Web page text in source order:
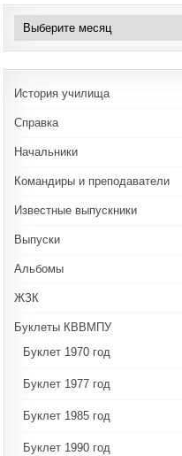
Архивы
История училища
Справка
Начальники
Командиры и преподаватели
Известные выпускники
Выпуски
Альбомы
ЖЗК
Буклеты КВВМПУ
Буклет 1970 год
Буклет 1977 год
Буклет 1985 год
Буклет 1990 год